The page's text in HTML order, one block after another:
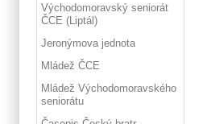
Východomoravský seniorát
ČCE (Liptál)
Jeronýmova jednota
Mládež ČCE
Mládež Východomoravského
seniorátu